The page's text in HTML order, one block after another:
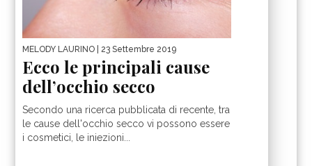
MELODY LAURINO | 23 Settembre 2019
Ecco le principali cause
dell’occhio secco
Secondo una ricerca pubblicata di recente, tra
le cause dell'occhio secco vi possono essere
i cosmetici, le iniezioni...